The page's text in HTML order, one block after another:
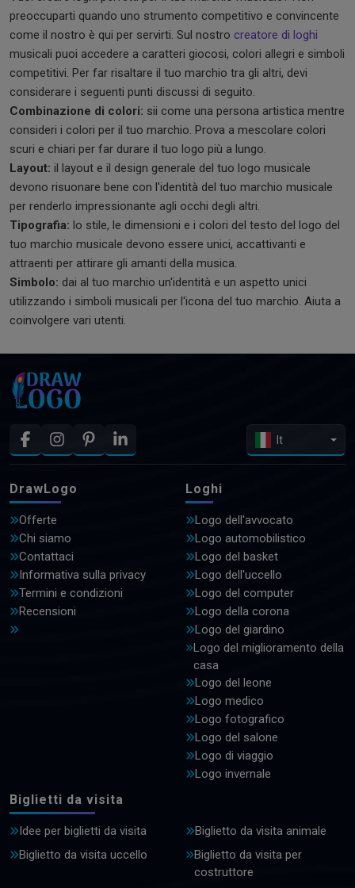
preoccuparti quando uno strumento competitivo e convincente
come il nostro è qui per servirti. Sul nostro creatore di loghi
musicali puoi accedere a caratteri giocosi, colori allegri e simboli
competitivi. Per far risaltare il tuo marchio tra gli altri, devi
considerare i seguenti punti discussi di seguito.
Combinazione di colori: sii come una persona artistica mentre
consideri i colori per il tuo marchio. Prova a mescolare colori
scuri e chiari per far durare il tuo logo più a lungo.
Layout: il layout e il design generale del tuo logo musicale
devono risuonare bene con l'identità del tuo marchio musicale
per renderlo impressionante agli occhi degli altri.
Tipografia: lo stile, le dimensioni e i colori del testo del logo del
tuo marchio musicale devono essere unici, accattivanti e
attraenti per attirare gli amanti della musica.
Simbolo: dai al tuo marchio un'identità e un aspetto unici
utilizzando i simboli musicali per l'icona del tuo marchio. Aiuta a
coinvolgere vari utenti.
It
DrawLogo
Offerte
Chi siamo
Contattaci
Informativa sulla privacy
Termini e condizioni
Recensioni
Loghi
Logo dell'avvocato
Logo automobilistico
Logo del basket
Logo dell'uccello
Logo del computer
Logo della corona
Logo del giardino
Logo del miglioramento della
casa
Logo del leone
Logo medico
Logo fotografico
Logo del salone
Logo di viaggio
Logo invernale
Biglietti da visita
Idee per biglietti da visita
Biglietto da visita animale
Biglietto da visita uccello
Biglietto da visita per
costruttore